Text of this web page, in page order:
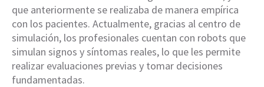
que anteriormente se realizaba de manera empírica
con los pacientes. Actualmente, gracias al centro de
simulación, los profesionales cuentan con robots que
simulan signos y síntomas reales, lo que les permite
realizar evaluaciones previas y tomar decisiones
fundamentadas.